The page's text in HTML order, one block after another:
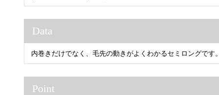
Data
内巻きだけでなく、毛先の動きがよくわかるセミロングです。
Point